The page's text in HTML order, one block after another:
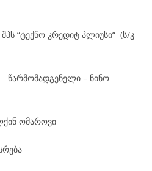
შპს “ტექნო კრედიტ პლიუსი“ (ს/კ
წარმომადგენელი – ნინო
ომაროვი